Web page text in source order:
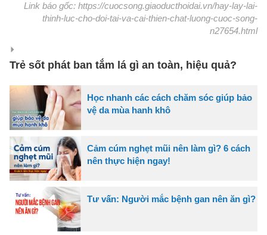
Link báo gốc: https://cuocsong.giaoducthoidai.vn/hay-lay-lai-
thinh-luc-cho-doi-tai-va-cai-thien-chat-luong-cuoc-song-
n27654.html
Trẻ sốt phát ban tắm lá gì an toàn, hiệu quả?
Học nhanh các cách chăm sóc giúp bảo
vệ da mùa hanh khô
Cảm cúm nghẹt mũi nên làm gì? 6 cách
nên thực hiện ngay!
Tư vấn: Người mắc bệnh gan nên ăn gì?